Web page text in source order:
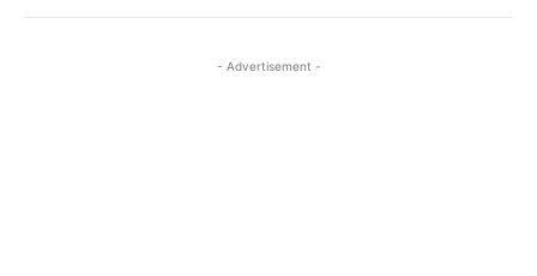
- Advertisement -